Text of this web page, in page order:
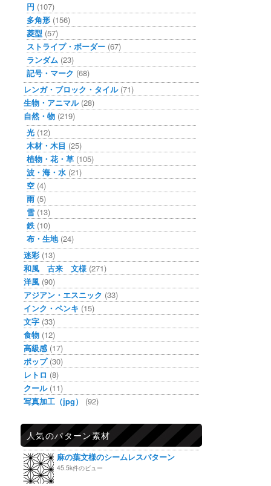
円 (107)
多角形 (156)
菱型 (57)
ストライプ・ボーダー (67)
ランダム (23)
記号・マーク (68)
レンガ・ブロック・タイル(71)
生物・アニマル(28)
自然・物 (219)
光 (12)
木材・木目 (25)
植物・花・草 (105)
波・海・水 (21)
空 (4)
雨 (5)
雪 (13)
鉄 (10)
布・生地(24)
迷彩 (13)
和風 古来 文様 (271)
洋風 (90)
アジアン・エスニック (33)
インク・ペンキ (15)
文字 (33)
食物 (12)
高級感 (17)
ポップ(30)
レトロ (8)
クール(11)
写真加工（jpg）
(92)
人気のパターン素材
麻の葉文様のシームレスパターン
45.5k件のビュー